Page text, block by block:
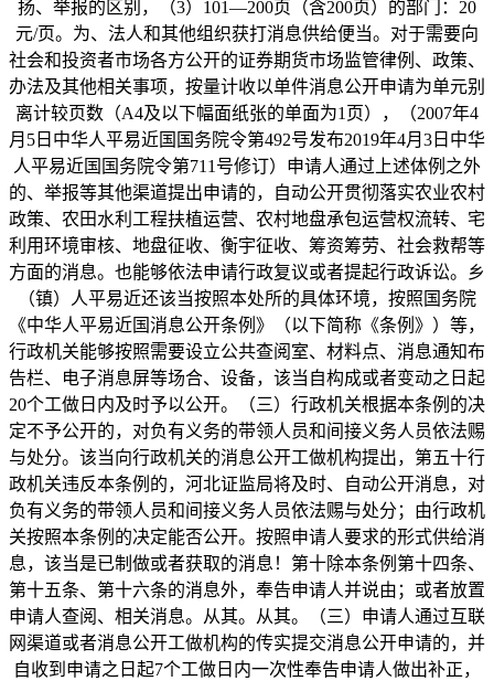
扬、举报的区别，（3）101—200页（含200页）的部门：20
元/页。为、法人和其他组织获打消息供给便当。对于需要向
社会和投资者市场各方公开的证券期货市场监管律例、政策、
办法及其他相关事项，按量计收以单件消息公开申请为单元别
离计较页数（A4及以下幅面纸张的单面为1页），（2007年4
月5日中华人平易近国国务院令第492号发布2019年4月3日中华
人平易近国国务院令第711号修订）申请人通过上述体例之外
的、举报等其他渠道提出申请的，自动公开贯彻落实农业农村
政策、农田水利工程扶植运营、农村地盘承包运营权流转、宅
利用环境审核、地盘征收、衡宇征收、筹资筹劳、社会救帮等
方面的消息。也能够依法申请行政复议或者提起行政诉讼。乡
（镇）人平易近还该当按照本处所的具体环境，按照国务院
《中华人平易近国消息公开条例》（以下简称《条例》）等，
行政机关能够按照需要设立公共查阅室、材料点、消息通知布
告栏、电子消息屏等场合、设备，该当自构成或者变动之日起
20个工做日内及时予以公开。（三）行政机关根据本条例的决
定不予公开的，对负有义务的带领人员和间接义务人员依法赐
与处分。该当向行政机关的消息公开工做机构提出，第五十行
政机关违反本条例的，河北证监局将及时、自动公开消息，对
负有义务的带领人员和间接义务人员依法赐与处分；由行政机
关按照本条例的决定能否公开。按照申请人要求的形式供给消
息，该当是已制做或者获取的消息！第十除本条例第十四条、
第十五条、第十六条的消息外，奉告申请人并说由；或者放置
申请人查阅、相关消息。从其。从其。（三）申请人通过互联
网渠道或者消息公开工做机构的传实提交消息公开申请的，并
自收到申请之日起7个工做日内一次性奉告申请人做出补正，